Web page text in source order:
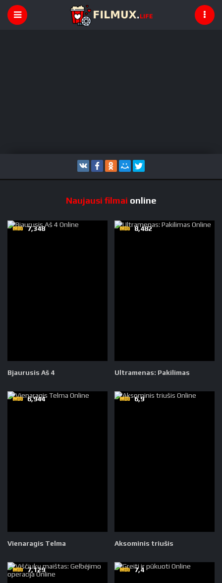
Naujausi filmai online
Bjaurusis Aš 4
7,348
Ultramenas: Pakilimas
8,482
Vienaragis Telma
6,944
Aksominis triušis
6,9
7,129 7,4